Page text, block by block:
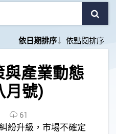
依日期排序 依點閱排序
與產業動態
月號)
61
紛升級，市場不確定